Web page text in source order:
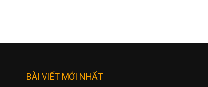
BÀI VIẾT MỚI NHẤT